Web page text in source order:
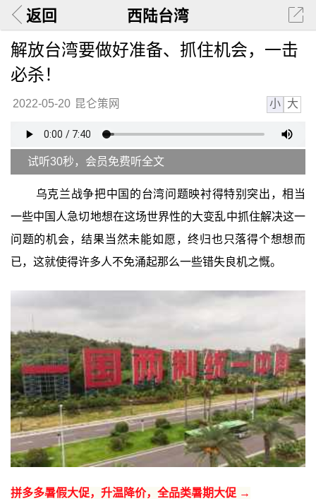
返回 西陆台湾
解放台湾要做好准备、抓住机会，一击
必杀！
2022-05-20 昆仑策网 小 大
试听30秒，会员免费听全文
乌克兰战争把中国的台湾问题映衬得特别突出，相当
一些中国人急切地想在这场世界性的大变乱中抓住解决这一
问题的机会，结果当然未能如愿，终归也只落得个想想而
已，这就使得许多人不免涌起那么一些错失良机之慨。
拼多多暑假大促，升温降价，全品类暑期大促 →